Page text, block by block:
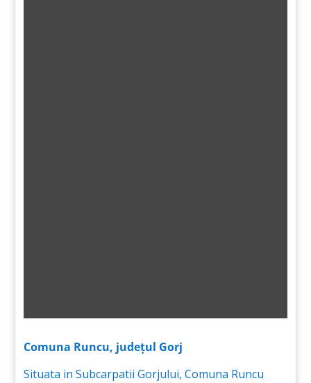
Comuna Runcu, județul Gorj
Situata in Subcarpatii Gorjului, Comuna Runcu